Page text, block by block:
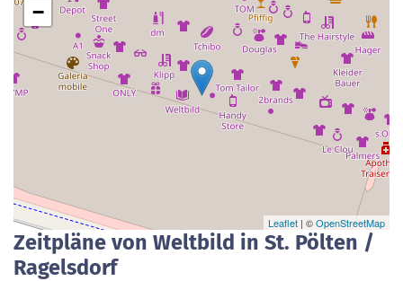
−
Leaflet | ©OpenStreetMap
Zeitpläne von Weltbild in St. Pölten /
Ragelsdorf